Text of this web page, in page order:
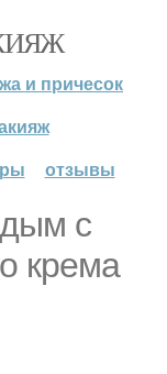
и причесок
отзывы
с
крема